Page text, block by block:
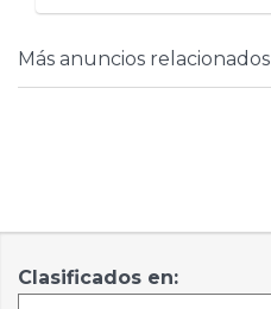
Más anuncios relacionados
Clasificados en: